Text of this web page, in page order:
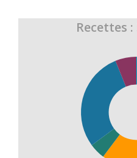
Recettes :